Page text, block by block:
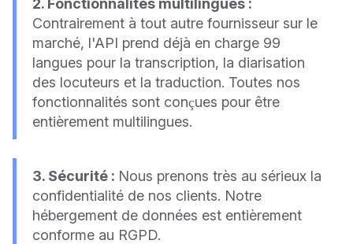
2. Fonctionnalités multilingues :
Contrairement à tout autre fournisseur sur le
marché, l'API prend déjà en charge 99
langues pour la transcription, la diarisation
des locuteurs et la traduction. Toutes nos
fonctionnalités sont conçues pour être
entièrement multilingues.
3. Sécurité : Nous prenons très au sérieux la
confidentialité de nos clients. Notre
hébergement de données est entièrement
conforme au RGPD.